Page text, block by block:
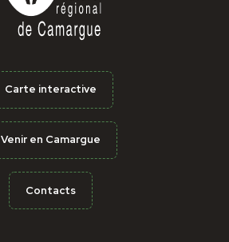
Carte interactive
Venir en Camargue
Contacts